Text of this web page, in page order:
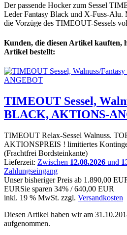
Der passende Hocker zum Sessel
Leder Fantasy Black und X-Fuss-Alu.
die Vorzüge des TIMEOUT-Sessels
Kunden, die diesen Artikel kauften,
Artikel bestellt:
TIMEOUT Sessel,
BLACK, AKTIONS-
TIMEOUT Relax-Sessel Walnuss.
AKTIONSPREIS ! limitiertes
(Frachtfrei Bordsteinkante)
Lieferzeit: Zwischen 12.08.2026 und
Zahlungseingang
Unser bisheriger Preis ab 1.890,00
EURSie sparen 34% / 640,00 EUR
inkl. 19 % MwSt. zzgl. Versandkosten
Diesen Artikel haben wir am
aufgenommen.